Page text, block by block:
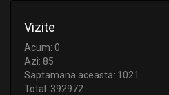
Vizite
Acum: 0
Azi: 85
Saptamana aceasta: 1021
Total: 392972